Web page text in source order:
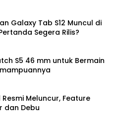
Galaxy Tab S12 Muncul di
Segera Rilis?
S5 46 mm untuk Bermain
Resmi Meluncur, Feature
dan Debu